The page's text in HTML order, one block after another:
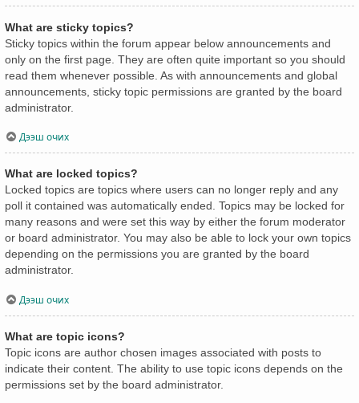
What are sticky topics?
Sticky topics within the forum appear below announcements and
only on the first page. They are often quite important so you should
read them whenever possible. As with announcements and global
announcements, sticky topic permissions are granted by the board
administrator.
Дээш очих
What are locked topics?
Locked topics are topics where users can no longer reply and any
poll it contained was automatically ended. Topics may be locked for
many reasons and were set this way by either the forum moderator
or board administrator. You may also be able to lock your own topics
depending on the permissions you are granted by the board
administrator.
Дээш очих
What are topic icons?
Topic icons are author chosen images associated with posts to
indicate their content. The ability to use topic icons depends on the
permissions set by the board administrator.